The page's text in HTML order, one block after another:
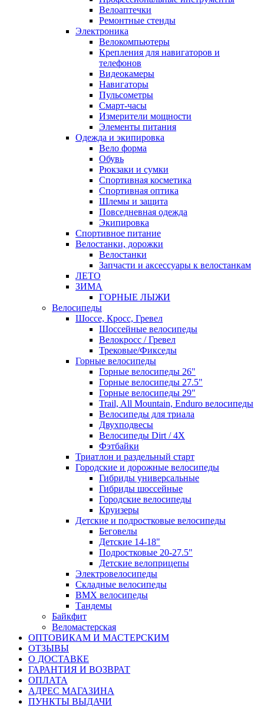
Велоаптечки
Ремонтные стенды
Электроника
Велокомпьютеры
Крепления для навигаторов и
телефонов
Видеокамеры
Навигаторы
Пульсометры
Смарт-часы
Измерители мощности
Элементы питания
Одежда и экипировка
Вело форма
Обувь
Рюкзаки и сумки
Спортивная косметика
Спортивная оптика
Шлемы и защита
Повседневная одежда
Экипировка
Спортивное питание
Велостанки, дорожки
Велостанки
Запчасти и аксессуары к велостанкам
ЛЕТО
ЗИМА
ГОРНЫЕ ЛЫЖИ
Велосипеды
Шоссе, Кросс, Гревел
Шоссейные велосипеды
Велокросс / Гревел
Трековые/Фикседы
Горные велосипеды
Горные велосипеды 26"
Горные велосипеды 27.5"
Горные велосипеды 29"
Trail, All Mountain, Enduro велосипеды
Велосипеды для триала
Двухподвесы
Велосипеды Dirt / 4X
Фэтбайки
Триатлон и раздельный старт
Городские и дорожные велосипеды
Гибриды универсальные
Гибриды шоссейные
Городские велосипеды
Круизеры
Детские и подростковые велосипеды
Беговелы
Детские 14-18"
Подростковые 20-27.5"
Детские велоприцепы
Электровелосипеды
Складные велосипеды
BMX велосипеды
Тандемы
Байкфит
Веломастерская
ОПТОВИКАМ И МАСТЕРСКИМ
ОТЗЫВЫ
О ДОСТАВКЕ
ГАРАНТИЯ И ВОЗВРАТ
ОПЛАТА
АДРЕС МАГАЗИНА
ПУНКТЫ ВЫДАЧИ